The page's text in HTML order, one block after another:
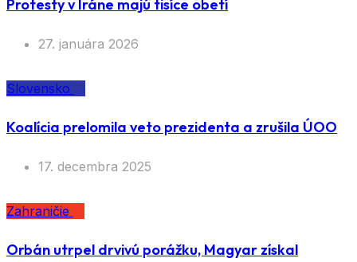
Protesty v Iráne majú tisíce obetí
27. januára 2026
Slovensko
Koalícia prelomila veto prezidenta a zrušila ÚOO
17. decembra 2025
Zahraničie
Orbán utrpel drvivú porážku, Magyar získal